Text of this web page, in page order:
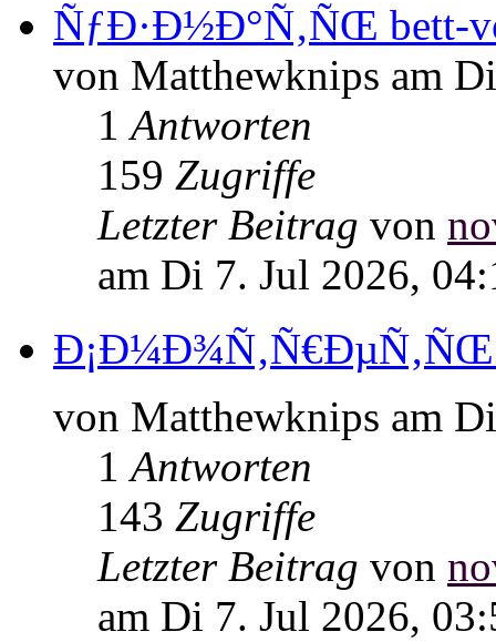
ÑƒÐ·Ð½Ð°Ñ‚ÑŒ bett-
von Matthewknips am
1Antworten
159 Zugriffe
Letzter Beitrag von
am Di 7. Jul 2026,
Ð¡Ð¼Ð¾Ñ‚Ñ€ÐµÑ‚ÑŒ
von Matthewknips am
1Antworten
143 Zugriffe
Letzter Beitrag von
am Di 7. Jul 2026,